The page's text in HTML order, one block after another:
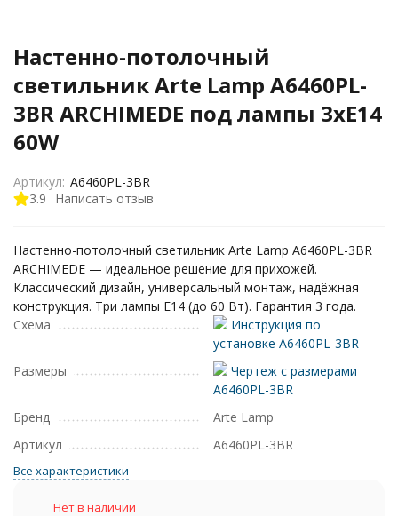
Настенно-потолочный
светильник Arte Lamp A6460PL-
3BR ARCHIMEDE под лампы 3xE14
60W
3.9 Написать отзыв
Артикул: A6460PL-3BR
Настенно-потолочный светильник Arte Lamp A6460PL-3BR
ARCHIMEDE — идеальное решение для прихожей.
Классический дизайн, универсальный монтаж, надёжная
конструкция. Три лампы E14 (до 60 Вт). Гарантия 3 года.
Схема
Инструкция по
установке A6460PL-3BR
Размеры
Чертеж с размерами
A6460PL-3BR
Бренд
Arte Lamp
Артикул
A6460PL-3BR
Все характеристики
Нет в наличии